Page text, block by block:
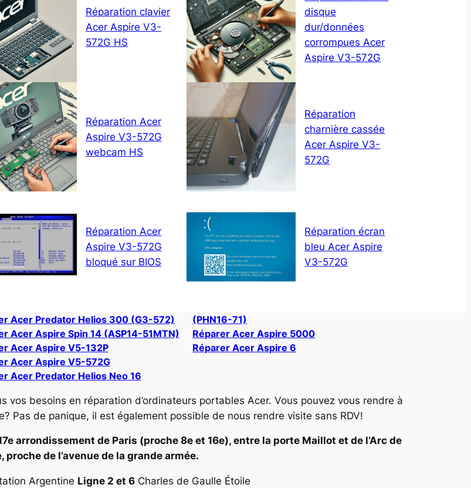
Réparation clavier
Acer Aspire V3-
572G HS
disque
dur/données
corrompues Acer
Aspire V3-572G
Réparation Acer
Aspire V3-572G
webcam HS
Réparation
charnière cassée
Acer Aspire V3-
572G
Réparation Acer
Aspire V3-572G
bloqué sur BIOS
Réparation écran
bleu Acer Aspire
V3-572G
Acer Predator Helios 300 (G3-572)
Acer Aspire Spin 14 (ASP14-51MTN)
Acer Aspire V5-132P
Acer Aspire V5-572G
Acer Predator Helios Neo 16
(PHN16-71)
Réparer Acer Aspire 5000
Réparer Acer Aspire 6
vos besoins en réparation d’ordinateurs portables Acer. Vous pouvez vous rendre à
Pas de panique, il est également possible de nous rendre visite sans RDV!
arrondissement de Paris (proche 8e et 16e), entre la porte Maillot et de l’Arc de
proche de l’avenue de la grande armée.
Argentine Ligne 2 et 6Charles de Gaulle Étoile